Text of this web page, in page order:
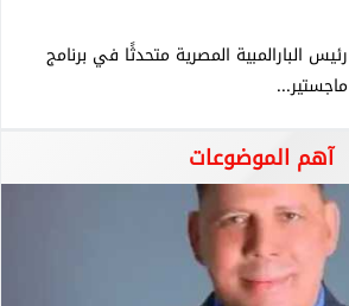
رئيس البارالمبية المصرية متحدثًا في برنامج
ماجستير...
آهم الموضوعات